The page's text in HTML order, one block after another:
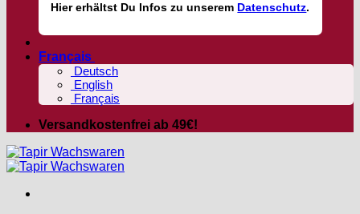
Hiererhältst Du Infos zu unserem Datenschutz.
Français
Deutsch
English
Français
Versandkostenfrei ab 49€!